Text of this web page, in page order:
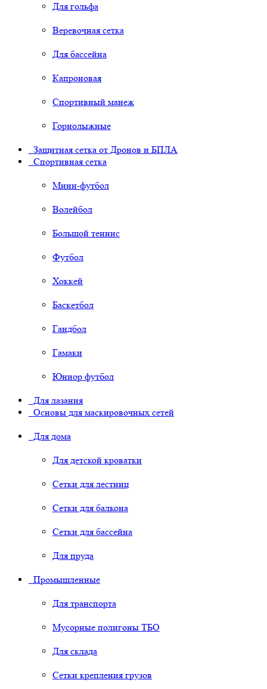
Для гольфа
Веревочная сетка
Для бассейна
Капроновая
Спортивный манеж
Горнолыжные
Защитная сетка от Дронов и БПЛА
Спортивная сетка
Мини-футбол
Волейбол
Большой теннис
Футбол
Хоккей
Баскетбол
Гандбол
Гамаки
Юниор футбол
Для лазания
Основы для маскировочных сетей
Для дома
Для детской кроватки
Сетки для лестниц
Сетки для балкона
Сетки для бассейна
Для пруда
Промышленные
Для транспорта
Мусорные полигоны ТБО
Для склада
Сетки крепления грузов